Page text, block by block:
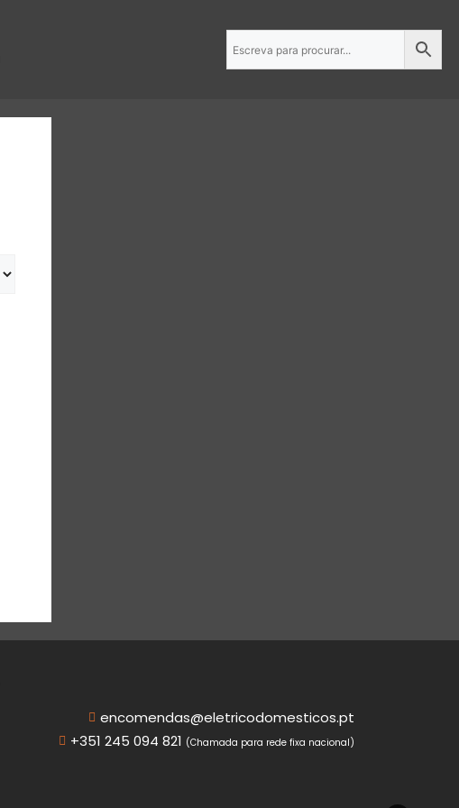
encomendas@eletricodomesticos.pt
+351 245 094 821 (Chamada para rede fixa nacional)